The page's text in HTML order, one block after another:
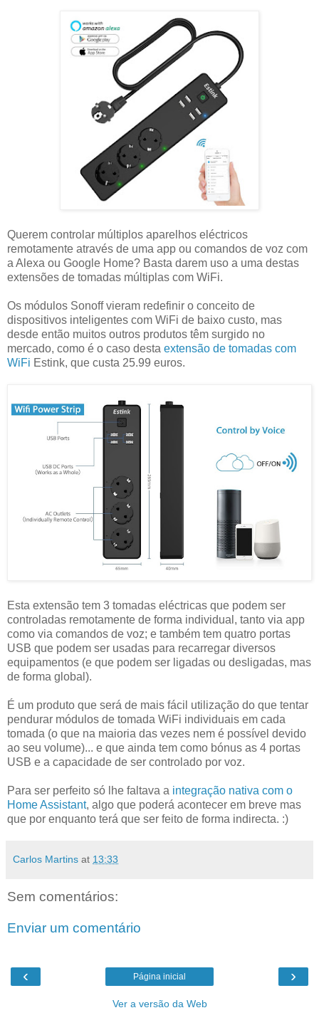
Querem controlar múltiplos aparelhos eléctricos
remotamente através de uma app ou comandos de voz com
a Alexa ou Google Home? Basta darem uso a uma destas
extensões de tomadas múltiplas com WiFi.
Os módulos Sonoff vieram redefinir o conceito de
dispositivos inteligentes com WiFi de baixo custo, mas
desde então muitos outros produtos têm surgido no
mercado, como é o caso desta extensão de tomadas com
WiFi Estink, que custa 25.99 euros.
Esta extensão tem 3 tomadas eléctricas que podem ser
controladas remotamente de forma individual, tanto via app
como via comandos de voz; e também tem quatro portas
USB que podem ser usadas para recarregar diversos
equipamentos (e que podem ser ligadas ou desligadas, mas
de forma global).
É um produto que será de mais fácil utilização do que tentar
pendurar módulos de tomada WiFi individuais em cada
tomada (o que na maioria das vezes nem é possível devido
ao seu volume)... e que ainda tem como bónus as 4 portas
USB e a capacidade de ser controlado por voz.
Para ser perfeito só lhe faltava a integração nativa com o
Home Assistant, algo que poderá acontecer em breve mas
que por enquanto terá que ser feito de forma indirecta. :)
Carlos Martins at 13:33
Sem comentários:
Enviar um comentário
‹ ›
Página inicial
Ver a versão da Web